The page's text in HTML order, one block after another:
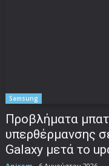
Samsung
Προβλήματα
υπερθέρμανσης
Galaxy μετά το